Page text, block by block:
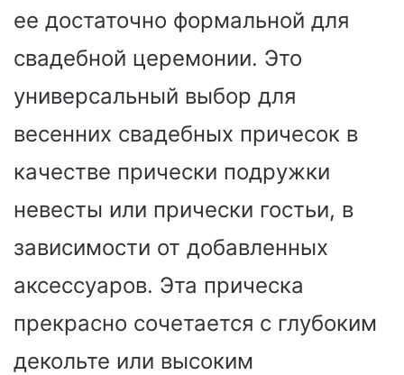
ее достаточно формальной для
свадебной церемонии. Это
универсальный выбор для
весенних свадебных причесок в
качестве прически подружки
невесты или прически гостьи, в
зависимости от добавленных
аксессуаров. Эта прическа
прекрасно сочетается с глубоким
декольте или высоким